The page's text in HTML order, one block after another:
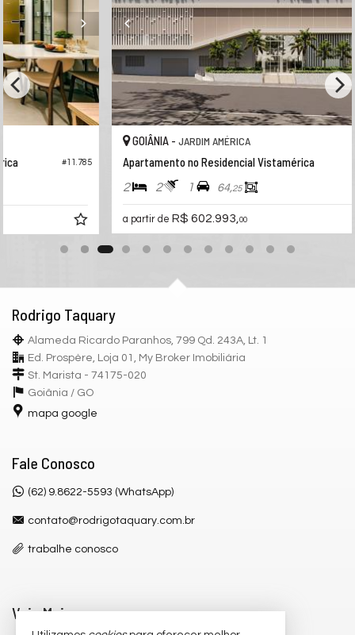
#10.465
JARDIM AMÉRICA
Apartamento no Residencial Vistamérica
64, 25
a partir deR$ 602.993,00
Rodrigo Taquary
Alameda Ricardo Paranhos, 799 Qd. 243A, Lt. 1
Ed. Prospère, Loja 01, My Broker Imobiliária
St. Marista - 74175-020
Goiânia / GO
mapa google
Fale Conosco
(62) 9.8622-5593 (WhatsApp)
contato@rodrigotaquary.com.br
trabalhe conosco
Veja Mais